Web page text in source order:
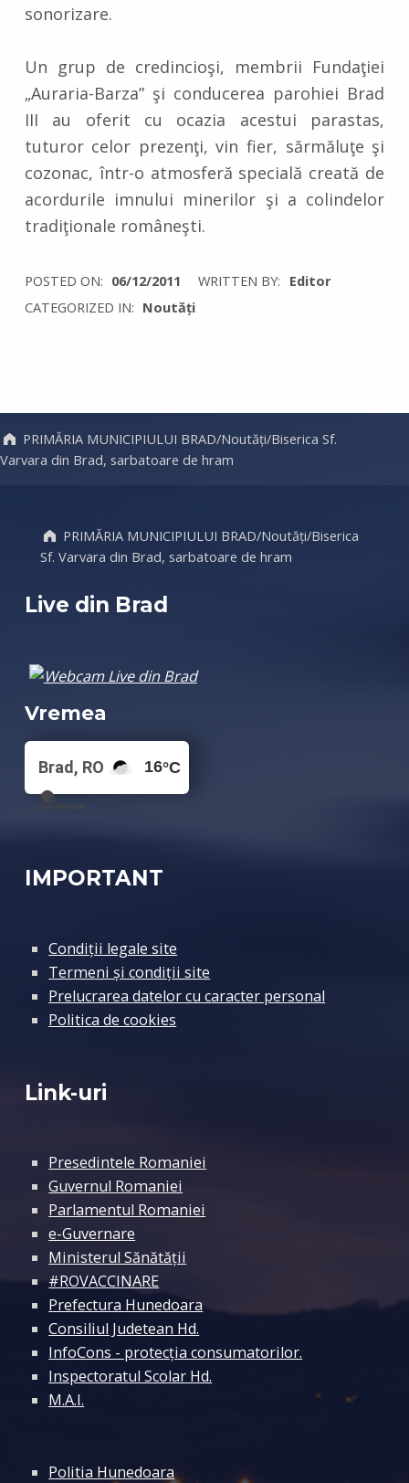
sonorizare.
Un grup de credincioşi, membrii Fundaţiei
„Auraria-Barza” şi conducerea parohiei Brad
III au oferit cu ocazia acestui parastas,
tuturor celor prezenţi, vin fier, sărmăluţe şi
cozonac, într-o atmosferă specială creată de
acordurile imnului minerilor şi a colindelor
tradiţionale româneşti.
POSTED ON: 06/12/2011 WRITTEN BY: Editor
CATEGORIZED IN: Noutăți
PRIMĂRIA MUNICIPIULUI BRAD/Noutăți/Biserica Sf.
Varvara din Brad, sarbatoare de hram
PRIMĂRIA MUNICIPIULUI BRAD/Noutăți/Biserica
Sf. Varvara din Brad, sarbatoare de hram
Live din Brad
Vremea
Brad, RO 16°C
IMPORTANT
Condiții legale site
Termeni și condiții site
Prelucrarea datelor cu caracter personal
Politica de cookies
Link-uri
Presedintele Romaniei
Guvernul Romaniei
Parlamentul Romaniei
e-Guvernare
Ministerul Sănătății
#ROVACCINARE
Prefectura Hunedoara
Consiliul Judetean Hd.
InfoCons - protecția consumatorilor.
Inspectoratul Scolar Hd.
M.A.I.
Politia Hunedoara